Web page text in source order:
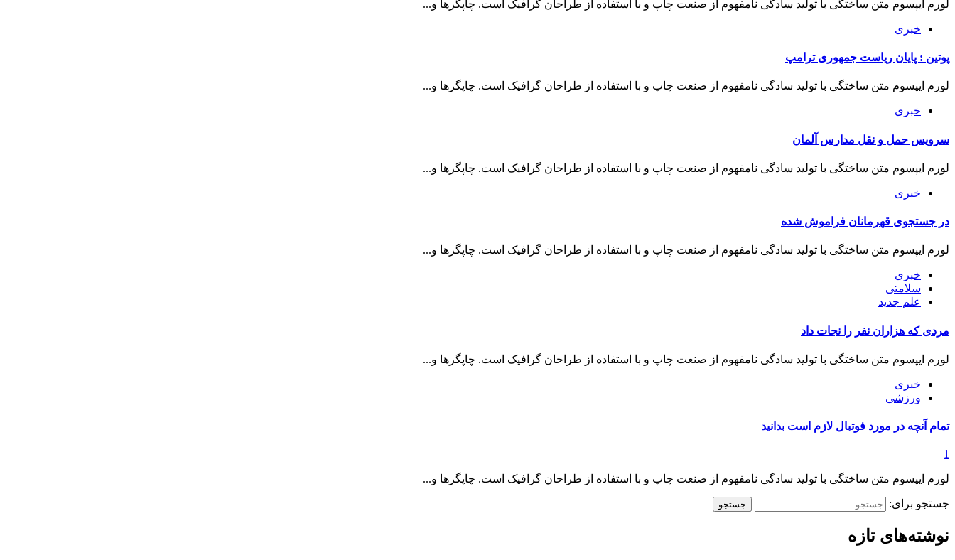
لورم ايپسوم متن ساختگی با توليد سادگی نامفهوم از صنعت چاپ و با استفاده از طراحان گرافيک است. چاپگرها و...
خبری
پوتین : پایان ریاست جمهوری ترامپ
لورم ايپسوم متن ساختگی با توليد سادگی نامفهوم از صنعت چاپ و با استفاده از طراحان گرافيک است. چاپگرها و...
خبری
سرویس حمل و نقل مدارس آلمان
لورم ايپسوم متن ساختگی با توليد سادگی نامفهوم از صنعت چاپ و با استفاده از طراحان گرافيک است. چاپگرها و...
خبری
در جستجوی قهرمانان فراموش شده
لورم ايپسوم متن ساختگی با توليد سادگی نامفهوم از صنعت چاپ و با استفاده از طراحان گرافيک است. چاپگرها و...
خبری
سلامتی
علم جدید
مردی که هزاران نفر را نجات داد
لورم ايپسوم متن ساختگی با توليد سادگی نامفهوم از صنعت چاپ و با استفاده از طراحان گرافيک است. چاپگرها و...
خبری
ورزشی
تمام آنچه در مورد فوتبال لازم است بدانید
1
لورم ايپسوم متن ساختگی با توليد سادگی نامفهوم از صنعت چاپ و با استفاده از طراحان گرافيک است. چاپگرها و...
جستجو برای:
نوشته‌های تازه